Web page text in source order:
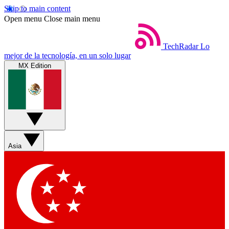
Skip to main content
Open menu Close main menu
TechRadar Lo
mejor de la tecnología, en un solo lugar
MX Edition
Asia